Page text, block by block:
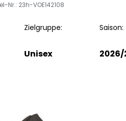
Nr.: 23h-VOE142108
Zielgruppe:
Unisex
Saison:
2026/